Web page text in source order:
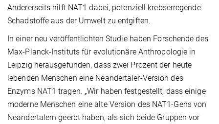
Andererseits hilft NAT1 dabei, potenziell krebserregende
Schadstoffe aus der Umwelt zu entgiften.
In einer neu veröffentlichten Studie haben Forschende des
Max-Planck-Instituts für evolutionäre Anthropologie in
Leipzig herausgefunden, dass zwei Prozent der heute
lebenden Menschen eine Neandertaler-Version des
Enzyms NAT1 tragen. „Wir haben festgestellt, dass einige
moderne Menschen eine alte Version des NAT1-Gens von
Neandertalern geerbt haben, als sich beide Gruppen vor